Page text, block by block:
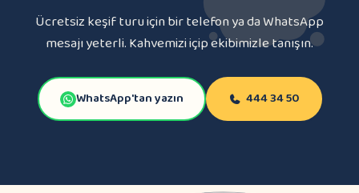
Ücretsiz keşif turu için bir telefon ya da WhatsApp
mesajı yeterli. Kahvemizi içip ekibimizle tanışın.
WhatsApp'tan yazın 444 34 50